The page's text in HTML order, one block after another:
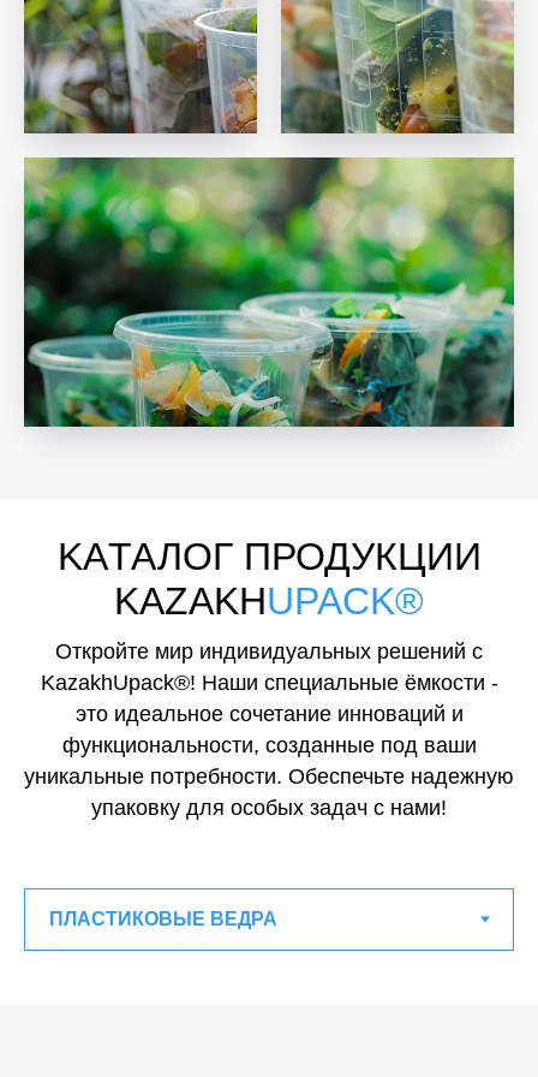
KAТАЛОГ ПРОДУКЦИИ
KAZAKHUPACK®
Откройте мир индивидуальных решений с
KazakhUpack®! Наши специальные ёмкости -
это идеальное сочетание инноваций и
функциональности, созданные под ваши
уникальные потребности. Обеспечьте надежную
упаковку для особых задач с нами!